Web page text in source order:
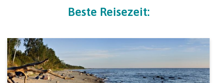
Beste Reisezeit: